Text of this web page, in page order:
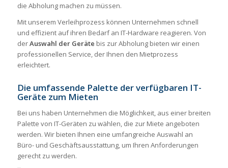
die Abholung machen zu müssen.
Mit unserem Verleihprozess können Unternehmen schnell
und effizient auf ihren Bedarf an IT-Hardware reagieren. Von
derAuswahl der Geräte bis zur Abholung bieten wir einen
professionellen Service, der Ihnen den Mietprozess
erleichtert.
Die umfassende Palette der verfügbaren IT-
Geräte zum Mieten
Bei uns haben Unternehmen die Möglichkeit, aus einer breiten
Palette von IT-Geräten zu wählen, die zur Miete angeboten
werden. Wir bieten Ihnen eine umfangreiche Auswahl an
Büro- und Geschäftsausstattung, um Ihren Anforderungen
gerecht zu werden.